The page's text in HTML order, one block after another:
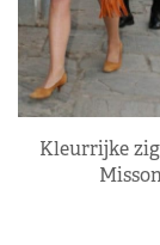
Kleurrijke